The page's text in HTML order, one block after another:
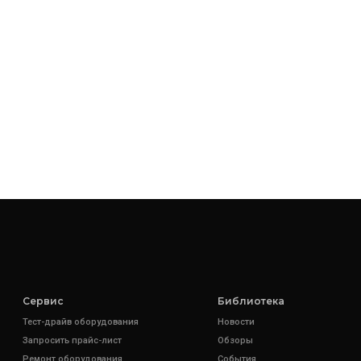
Сервис
Тест-драйв оборудования
Запросить прайс-лист
Библиотека
Новости
Обзоры